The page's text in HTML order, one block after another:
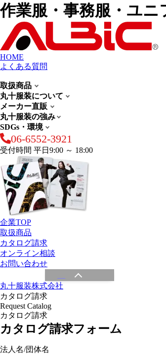
作業服・事務服・ユ
HOME
よくある質問
取扱商品
丸十服装について
メーカー直販
丸十服装の強み
SDGs・環境
06-6552-3921
受付時間 平日9:00 ～ 18:00
企業TOP
取扱商品
カタログ請求
オンライン相談
お問い合わせ
丸十服装株式会社
カタログ請求
Request Catalog
カタログ請求
カタログ請求フォーム
法人名/団体名